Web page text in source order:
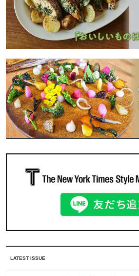
LATEST ISSUE